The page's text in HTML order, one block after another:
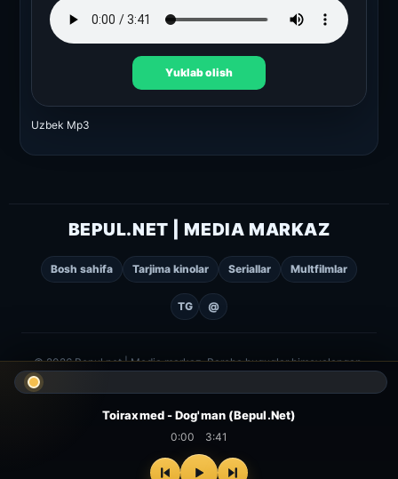
Yuklab olish
Uzbek Mp3
BEPUL.NET | MEDIA MARKAZ
Bosh sahifa Tarjima kinolar Seriallar Multfilmlar
TG @
© 2026 Bepul.net | Media markaz. Barcha huquqlar himoyalangan.
Toiraxmed - Dog'man (Bepul.Net)
0:00 3:41